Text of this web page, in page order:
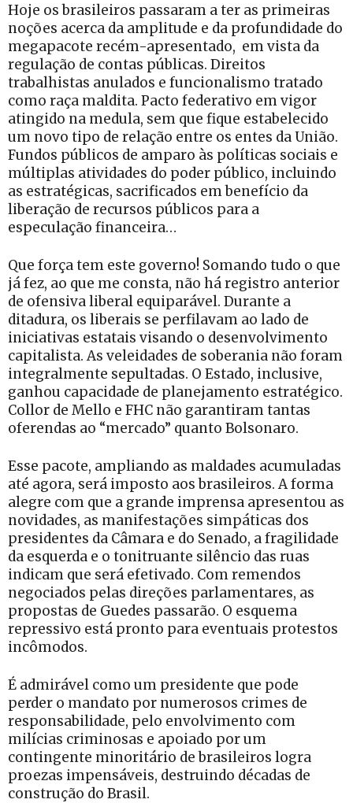
Hoje os brasileiros passaram a ter as primeiras
noções acerca da amplitude e da profundidade do
megapacote recém-apresentado, em vista da
regulação de contas públicas. Direitos
trabalhistas anulados e funcionalismo tratado
como raça maldita. Pacto federativo em vigor
atingido na medula, sem que fique estabelecido
um novo tipo de relação entre os entes da União.
Fundos públicos de amparo às políticas sociais e
múltiplas atividades do poder público, incluindo
as estratégicas, sacrificados em benefício da
liberação de recursos públicos para a
especulação financeira…
Que força tem este governo! Somando tudo o que
já fez, ao que me consta, não há registro anterior
de ofensiva liberal equiparável. Durante a
ditadura, os liberais se perfilavam ao lado de
iniciativas estatais visando o desenvolvimento
capitalista. As veleidades de soberania não foram
integralmente sepultadas. O Estado, inclusive,
ganhou capacidade de planejamento estratégico.
Collor de Mello e FHC não garantiram tantas
oferendas ao “mercado” quanto Bolsonaro.
Esse pacote, ampliando as maldades acumuladas
até agora, será imposto aos brasileiros. A forma
alegre com que a grande imprensa apresentou as
novidades, as manifestações simpáticas dos
presidentes da Câmara e do Senado, a fragilidade
da esquerda e o tonitruante silêncio das ruas
indicam que será efetivado. Com remendos
negociados pelas direções parlamentares, as
propostas de Guedes passarão. O esquema
repressivo está pronto para eventuais protestos
incômodos.
É admirável como um presidente que pode
perder o mandato por numerosos crimes de
responsabilidade, pelo envolvimento com
milícias criminosas e apoiado por um
contingente minoritário de brasileiros logra
proezas impensáveis, destruindo décadas de
construção do Brasil.